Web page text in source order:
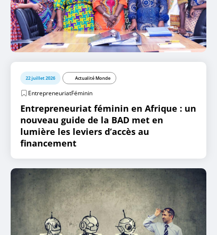
22 juillet 2026 Actualité Monde
EntrepreneuriatFéminin
Entrepreneuriat féminin en Afrique : un
nouveau guide de la BAD met en
lumière les leviers d’accès au
financement